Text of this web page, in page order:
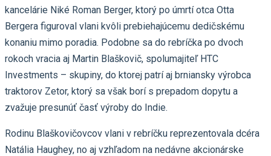
kancelárie Niké Roman Berger, ktorý po úmrtí otca Otta
Bergera figuroval vlani kvôli prebiehajúcemu dedičskému
konaniu mimo poradia. Podobne sa do rebríčka po dvoch
rokoch vracia aj Martin Blaškovič, spolumajiteľ HTC
Investments – skupiny, do ktorej patrí aj brniansky výrobca
traktorov Zetor, ktorý sa však borí s prepadom dopytu a
zvažuje presunúť časť výroby do Indie.
Rodinu Blaškovičovcov vlani v rebríčku reprezentovala dcéra
Natália Haughey, no aj vzhľadom na nedávne akcionárske